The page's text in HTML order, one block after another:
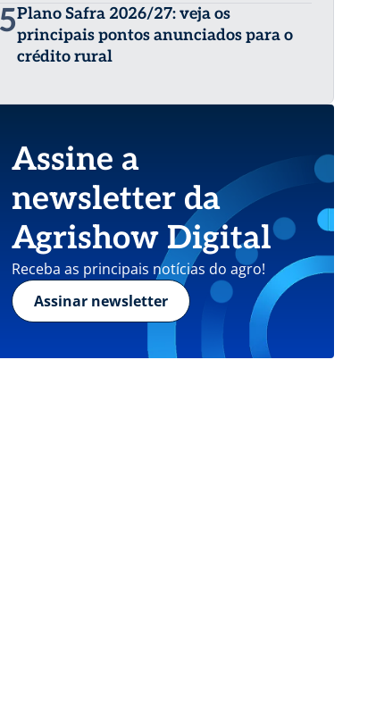
5Plano Safra 2026/27: veja os
principais pontos anunciados para o
crédito rural
Assine a
newsletter da
Agrishow Digital
Receba as principais notícias do agro!
Assinar newsletter